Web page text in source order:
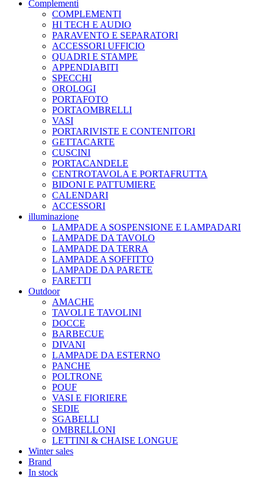
Complementi
COMPLEMENTI
HI TECH E AUDIO
PARAVENTO E SEPARATORI
ACCESSORI UFFICIO
QUADRI E STAMPE
APPENDIABITI
SPECCHI
OROLOGI
PORTAFOTO
PORTAOMBRELLI
VASI
PORTARIVISTE E CONTENITORI
GETTACARTE
CUSCINI
PORTACANDELE
CENTROTAVOLA E PORTAFRUTTA
BIDONI E PATTUMIERE
CALENDARI
ACCESSORI
illuminazione
LAMPADE A SOSPENSIONE E LAMPADARI
LAMPADE DA TAVOLO
LAMPADE DA TERRA
LAMPADE A SOFFITTO
LAMPADE DA PARETE
FARETTI
Outdoor
AMACHE
TAVOLI E TAVOLINI
DOCCE
BARBECUE
DIVANI
LAMPADE DA ESTERNO
PANCHE
POLTRONE
POUF
VASI E FIORIERE
SEDIE
SGABELLI
OMBRELLONI
LETTINI & CHAISE LONGUE
Winter sales
Brand
In stock